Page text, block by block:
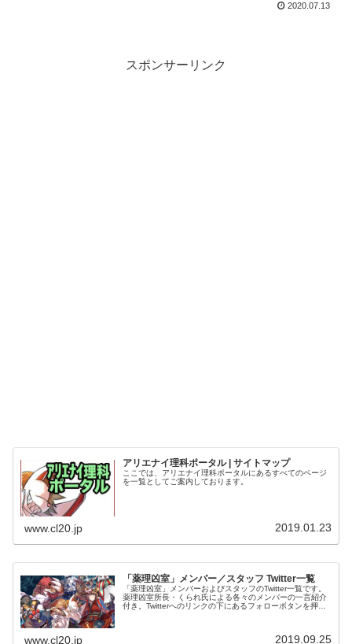
ものがどうやって構成されているか、脳
2020.07.13
スポンサーリンク
アリエナイ理科ポータル | サイトマップ
ここでは、アリエナイ理科ポータルにあるすべてのページ
を一覧としてご案内しております。
www.cl20.jp 2019.01.23
「薬理凶室」メンバー／スタッフ Twitter一覧
「薬理凶室」メンバーおよびスタッフのTwitter一覧です。
薬理凶室所長・くられ氏による各々のメンバーの一言紹介
付き。Twitterへのリンクの下にあるフォローボタンを押す
www.cl20.jp 2019.09.25